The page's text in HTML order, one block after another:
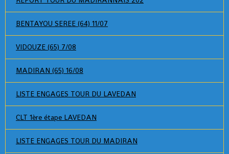
BENTAYOU SEREE (64) 11/07
VIDOUZE (65) 7/08
MADIRAN (65) 16/08
LISTE ENGAGES TOUR DU LAVEDAN
CLT 1ère étape LAVEDAN
LISTE ENGAGES TOUR DU MADIRAN